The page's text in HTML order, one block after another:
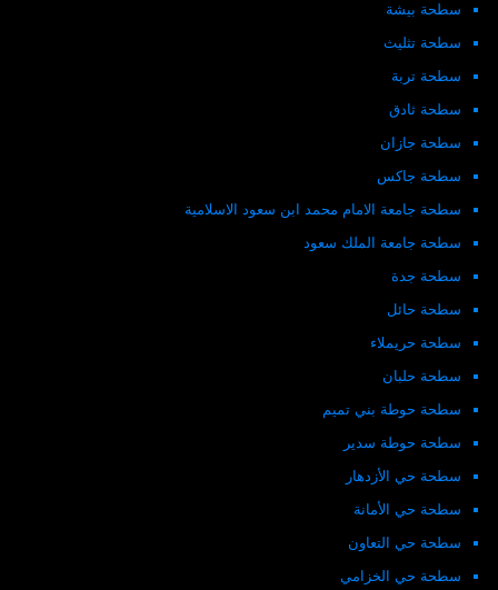
سطحة بيشة
سطحة تثليث
سطحة تربة
سطحة ثادق
سطحة جازان
سطحة جاكس
سطحة جامعة الامام محمد ابن سعود الاسلامية
سطحة جامعة الملك سعود
سطحة جدة
سطحة حائل
سطحة حريملاء
سطحة حلبان
سطحة حوطة بني تميم
سطحة حوطة سدير
سطحة حي الأزدهار
سطحة حي الأمانة
سطحة حي التعاون
سطحة حي الخزامي